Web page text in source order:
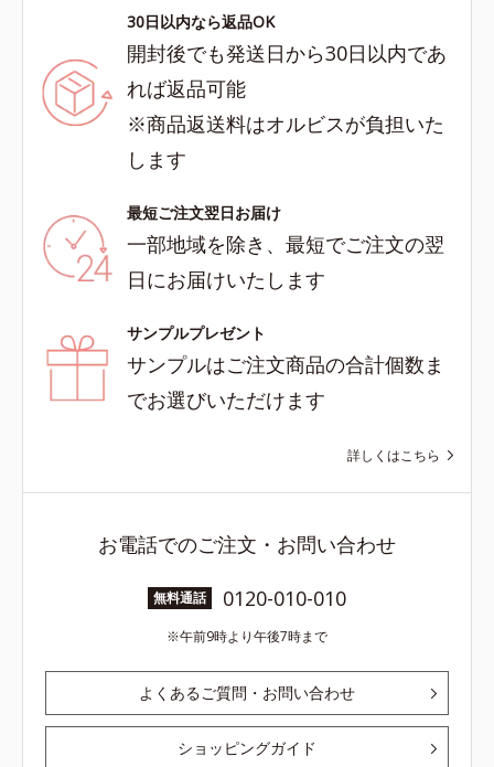
30日以内なら返品OK
開封後でも発送日から30日以内であ
れば返品可能
※商品返送料はオルビスが負担いた
します
最短ご注文翌日お届け
一部地域を除き、最短でご注文の翌
日にお届けいたします
サンプルプレゼント
サンプルはご注文商品の合計個数ま
でお選びいただけます
詳しくはこちら
お電話でのご注文・お問い合わせ
無料通話 0120-010-010
午前9時より午後7時まで
よくあるご質問・お問い合わせ
ショッピングガイド